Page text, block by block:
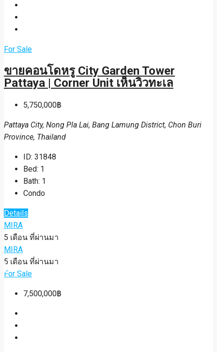
For Sale
ขายคอนโดหรู City Garden Tower
Pattaya | Corner Unit เห็นวิวทะเล
5,750,000฿
Pattaya City, Nong Pla Lai, Bang Lamung District, Chon Buri
Province, Thailand
ID: 31848
Bed: 1
Bath: 1
Condo
Details
MIRA
5 เดือน ที่ผ่านมา
MIRA
5 เดือน ที่ผ่านมา
For Sale
7,500,000฿